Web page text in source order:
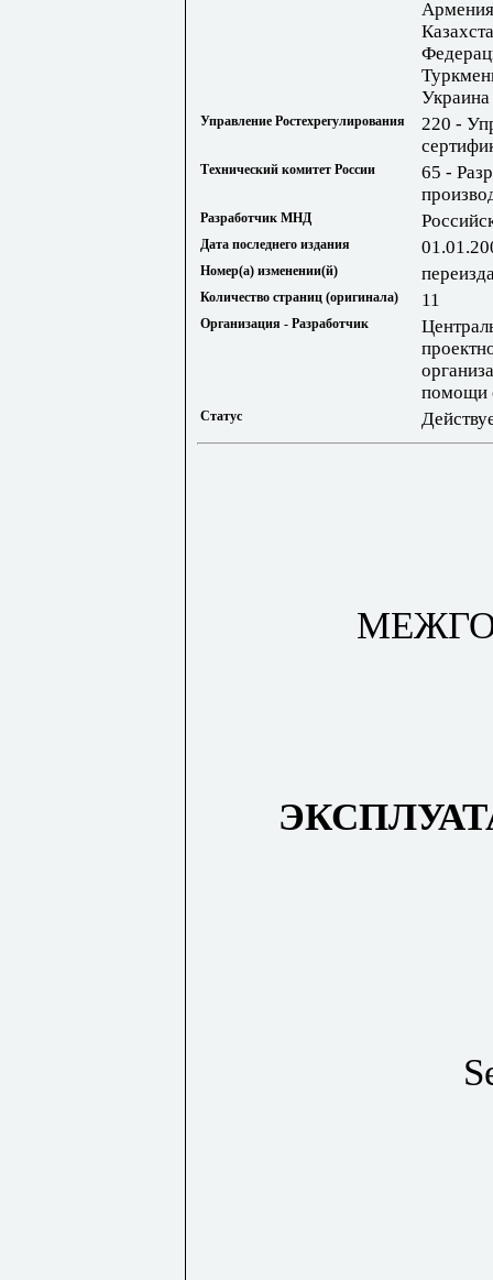
Украина
Управление Ростехрегулирования
220 -
Технический комитет России
65 -
Разработчик МНД
Дата последнего издания
Номер(а) изменении(й)
Количество страниц (оригинала) 11
Организация - Разработчик
помощи
Статус